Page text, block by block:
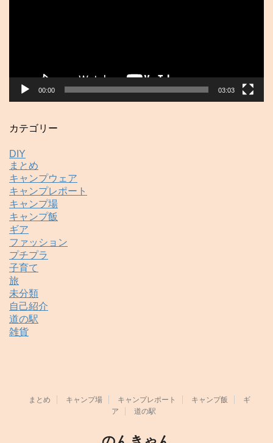
00:00 03:03
カテゴリー
DIY
まとめ
キャンプウェア
キャンプレポート
キャンプ場
キャンプ飯
ギア
ファッション
プチプラ
子育て
旅
未分類
自己紹介
道の駅
雑貨
まとめ キャンプ場 キャンプレポート キャンプ飯
ギ
ア
道の駅